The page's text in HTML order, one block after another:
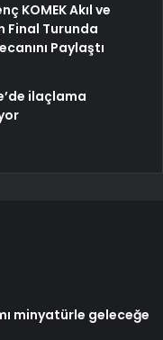
KOMEK Akıl ve
Final Turunda
Paylaştı
ilaçlama
minyatürle geleceğe